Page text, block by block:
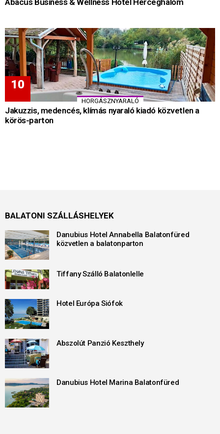
Abacus Business & Wellness Hotel Herceghalom
HORGÁSZNYARALÓ
Jakuzzis, medencés, klímás nyaraló kiadó közvetlen a
körös-parton
BALATONI SZÁLLÁSHELYEK
Danubius Hotel Annabella Balatonfüred
közvetlen a balatonparton
Tiffany Szálló Balatonlelle
Hotel Európa Siófok
Abszolút Panzió Keszthely
Danubius Hotel Marina Balatonfüred